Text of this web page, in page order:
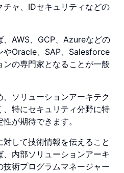
ャ、IDセキュリティなどの
AWS、GCP、Azureなどの
やOracle、SAP、Salesforce
ンの専門家となることが一般
ソリューションアーキテク
、特にセキュリティ分野に特
が期待できます。
して技術情報を伝えること
内部ソリューションアーキ
術プログラムマネージャー